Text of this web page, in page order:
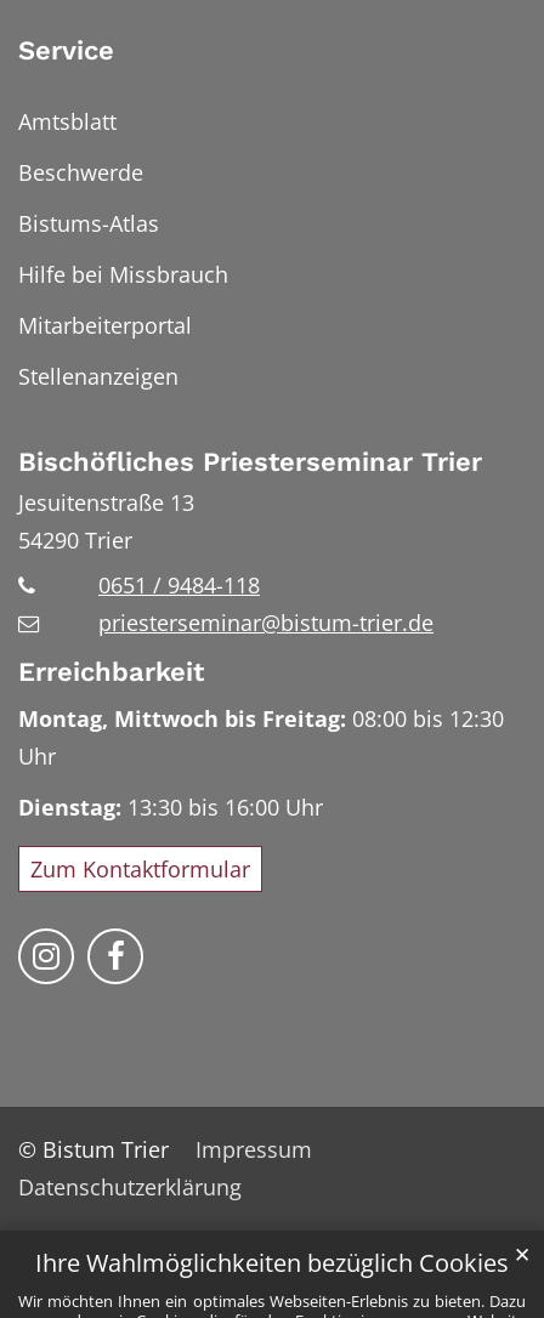
Ihre Wahlmöglichkeiten bezüglich Cookies
Wir möchten Ihnen ein optimales Webseiten-Erlebnis zu bieten. Dazu
✕
Service
Amtsblatt
Beschwerde
Bistums-Atlas
Hilfe bei Missbrauch
Mitarbeiterportal
Stellenanzeigen
Bischöfliches Priesterseminar Trier
Jesuitenstraße 13
54290 Trier
0651 / 9484-118
priesterseminar@bistum-trier.de
Erreichbarkeit
Montag, Mittwoch bis Freitag: 08:00 bis 12:30
Uhr
Dienstag: 13:30 bis 16:00 Uhr
Zum Kontaktformular
Bischöfliches Priesterseminar auf
Bischöfliches Priesterseminar auf
© Bistum Trier
Impressum
Datenschutzerklärung